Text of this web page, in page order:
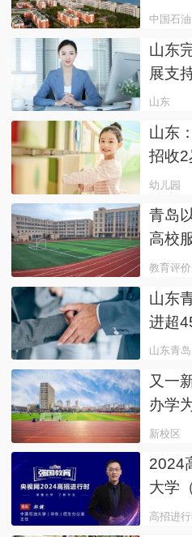
厚植
中国石油
山东
展支
山东
山东
招收
幼儿园
青岛
高校
教育评价
山东
进超
山东青岛
又一
办学
新校区
2024
大学
跟市
高招进